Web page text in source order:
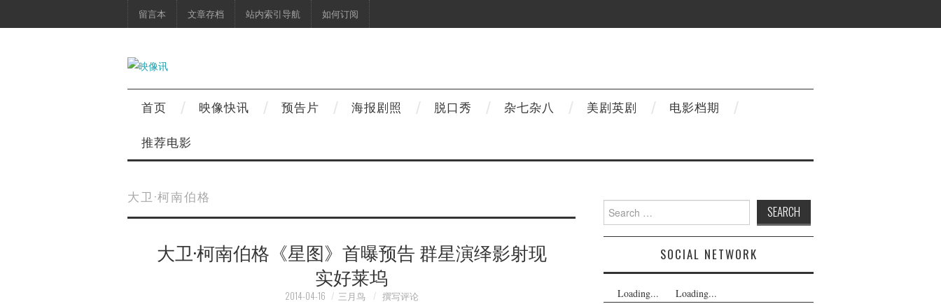
留言本 文章存档 站内索引导航 如何订阅
首页 映像快讯 预告片 海报剧照 脱口秀 杂七杂八 美剧英剧
电影档期
推荐电影
大卫·柯南伯格
大卫·柯南伯格《星图》首曝预告 群星演绎影射现
实好莱坞
2014-04-16 三月鸟 撰写评论
Search
for:
SOCIAL NETWORK
Loading... Loading...